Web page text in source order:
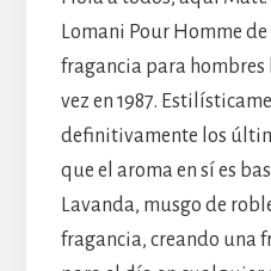
Lomani Pour Homme
fragancia para
vez en 1987.
definitivamente los
que el aroma en sí es
Lavanda, musgo de
fragancia, creando una